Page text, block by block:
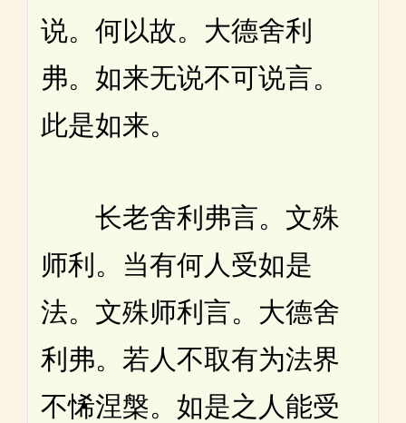
说。何以故。大德舍利
弗。如来无说不可说言。
此是如来。
长老舍利弗言。文殊
师利。当有何人受如是
法。文殊师利言。大德舍
利弗。若人不取有为法界
不悕涅槃。如是之人能受